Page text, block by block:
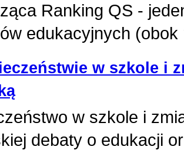
Ranking QS -
edukacyjnych
w szkole i
w szkole i
debaty o edukacji